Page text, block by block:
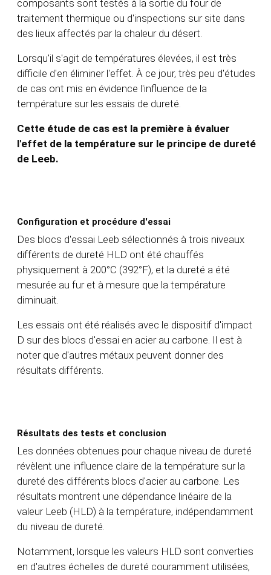
composants sont testés à la sortie du four de
traitement thermique ou d'inspections sur site dans
des lieux affectés par la chaleur du désert.
Lorsqu'il s'agit de températures élevées, il est très
difficile d'en éliminer l'effet. À ce jour, très peu d'études
de cas ont mis en évidence l'influence de la
température sur les essais de dureté.
Cette étude de cas est la première à évaluer
l'effet de la température sur le principe de dureté
de Leeb.
Configuration et procédure d'essai
Des blocs d'essai Leeb sélectionnés à trois niveaux
différents de dureté HLD ont été chauffés
physiquement à 200°C (392°F), et la dureté a été
mesurée au fur et à mesure que la température
diminuait.
Les essais ont été réalisés avec le dispositif d'impact
D sur des blocs d'essai en acier au carbone. Il est à
noter que d'autres métaux peuvent donner des
résultats différents.
Résultats des tests et conclusion
Les données obtenues pour chaque niveau de dureté
révèlent une influence claire de la température sur la
dureté des différents blocs d'acier au carbone. Les
résultats montrent une dépendance linéaire de la
valeur Leeb (HLD) à la température, indépendamment
du niveau de dureté.
Notamment, lorsque les valeurs HLD sont converties
en d'autres échelles de dureté couramment utilisées,